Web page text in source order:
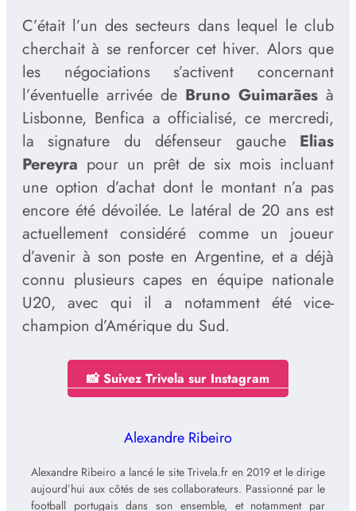
C’était l’un des secteurs dans lequel le club
cherchait à se renforcer cet hiver. Alors que
les négociations s’activent concernant
l’éventuelle arrivée de Bruno Guimarães à
Lisbonne, Benfica a officialisé, ce mercredi,
la signature du défenseur gauche Elias
Pereyra pour un prêt de six mois incluant
une option d’achat dont le montant n’a pas
encore été dévoilée. Le latéral de 20 ans est
actuellement considéré comme un joueur
d’avenir à son poste en Argentine, et a déjà
connu plusieurs capes en équipe nationale
U20, avec qui il a notamment été vice-
champion d’Amérique du Sud.
📸 Suivez Trivela sur Instagram
Alexandre Ribeiro
Alexandre Ribeiro a lancé le site Trivela.fr en 2019 et le dirige
aujourd’hui aux côtés de ses collaborateurs. Passionné par le
football portugais dans son ensemble, et notamment par